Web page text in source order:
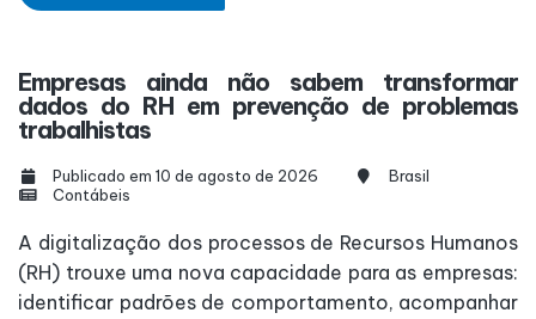
Empresas ainda não sabem transformar
dados do RH em prevenção de problemas
trabalhistas
Publicado em 10 de agosto de 2026
Brasil
Contábeis
A digitalização dos processos de Recursos Humanos
(RH) trouxe uma nova capacidade para as empresas:
identificar padrões de comportamento, acompanhar